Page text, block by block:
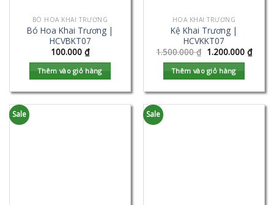
BÓ HOA KHAI TRƯƠNG
Bó Hoa Khai Trương |
HCVBKT07
100.000 ₫
Thêm vào giỏ hàng
HOA KHAI TRƯƠNG
Kệ Khai Trương |
HCVKKT07
1.500.000₫ 1.200.000 ₫
Thêm vào giỏ hàng
Sale Sale